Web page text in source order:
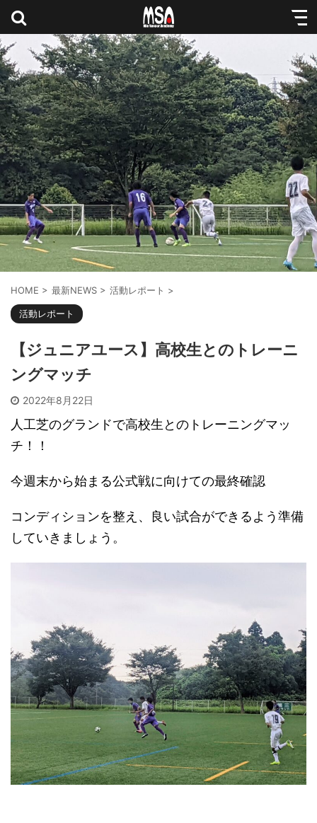
HOME > 最新NEWS > 活動レポート >
活動レポート
【ジュニアユース】高校生とのトレーニ
ングマッチ
2022年8月22日
人工芝のグランドで高校生とのトレーニングマッ
チ！！
今週末から始まる公式戦に向けての最終確認
コンディションを整え、良い試合ができるよう準備
していきましょう。